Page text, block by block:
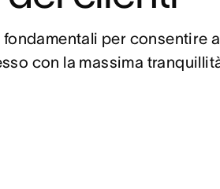
per consentire
con la massima